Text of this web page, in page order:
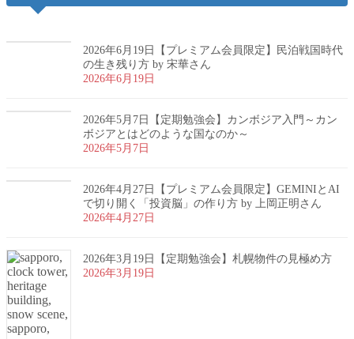
2026年6月19日【プレミアム会員限定】民泊戦国時代
の生き残り方 by 宋華さん
2026年6月19日
2026年5月7日【定期勉強会】カンボジア入門～カン
ボジアとはどのような国なのか～
2026年5月7日
2026年4月27日【プレミアム会員限定】GEMINIとAI
で切り開く「投資脳」の作り方 by 上岡正明さん
2026年4月27日
2026年3月19日【定期勉強会】札幌物件の見極め方
2026年3月19日